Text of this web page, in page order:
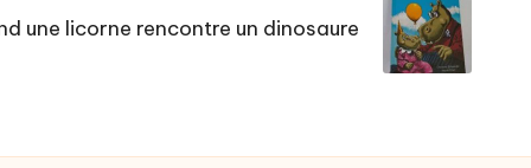
une licorne rencontre un dinosaure